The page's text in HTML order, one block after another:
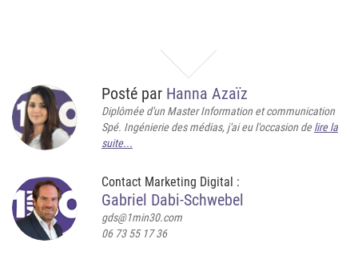
Posté par Hanna Azaïz
Diplômée d'un Master Information et communication
Spé. Ingénierie des médias, j'ai eu l'occasion delire la
suite...
Contact Marketing Digital :
Gabriel Dabi-Schwebel
gds@1min30.com
06 73 55 17 36